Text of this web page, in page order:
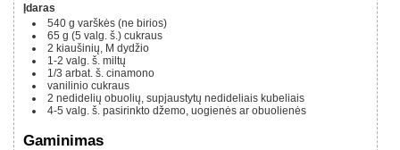
Įdaras
540 g varškės (ne birios)
65 g (5 valg. š.) cukraus
2 kiaušinių, M dydžio
1-2 valg. š. miltų
1/3 arbat. š. cinamono
vanilinio cukraus
2 nedidelių obuolių, supjaustytų nedideliais kubeliais
4-5 valg. š. pasirinkto džemo, uogienės ar obuolienės
Gaminimas